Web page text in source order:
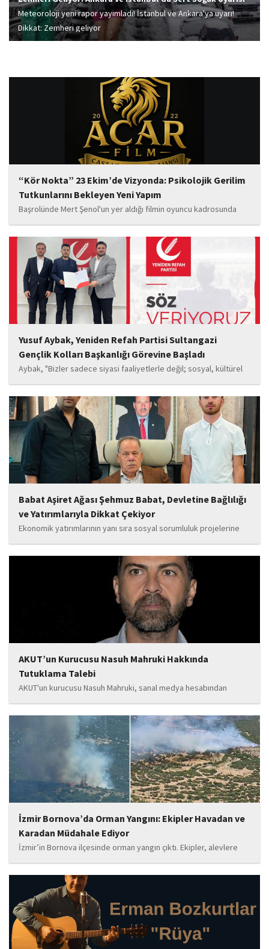
Meteoroloji yeni rapor yayımladı! İstanbul ve Ankara'ya uyarı!
Dikkat: Zemheri geliyor
“Kör Nokta” 23 Ekim’de Vizyonda: Psikolojik Gerilim
Tutkunlarını Bekleyen Yeni Yapım
Başrolünde Mert Şenol'un yer aldığı filmin oyuncu kadrosunda
Esma Kıyanç, Ayşe Aktaş, Berna Kıyanç, Gökay Alpaslan Şahin,
Sema Yaldıran, Sıla Altıntaş, İsmail Akkoç, Celal Acar ve çocuk
oyuncu Görkem Akyol...
Yusuf Aybak, Yeniden Refah Partisi Sultangazi
Gençlik Kolları Başkanlığı Görevine Başladı
Aybak, "Bizler sadece siyasi faaliyetlerle değil; sosyal, kültürel
ve manevi değerleri güçlendiren çalışmalarla da gençlerimizin
yanında olacağız. Sultangazi'de birlik ve beraberlik ruhunu daha
da güçlendirecek projeleri hayata geçirmek için ekip...
Babat Aşiret Ağası Şehmuz Babat, Devletine Bağlılığı
ve Yatırımlarıyla Dikkat Çekiyor
Ekonomik yatırımlarının yanı sıra sosyal sorumluluk projelerine
de önem veren Babat'ın, eğitim alanında bir lise ile iki okulun
yapımına katkı sunduğu, ayrıca Şırnak'ın çeşitli noktalarında
tamamlanan ve yapımı devam eden...
AKUT’un Kurucusu Nasuh Mahruki Hakkında
Tutuklama Talebi
AKUT'un kurucusu Nasuh Mahruki, sanal medya hesabından
yaptığı '15 Temmuz' paylaşımı nedeniyle 'Halkı kin ve düşmanlığa
tahrik veya aşağılama' suçundan gözaltına alındı. Mahruki,
tutuklama talebiyle Sulh Ceza Hakimliği'ne sevk edildi.
İzmir Bornova’da Orman Yangını: Ekipler Havadan ve
Karadan Müdahale Ediyor
İzmir’in Bornova ilçesinde orman yangın çıktı. Ekipler, alevlere
havadan ve karadan müdahale ediyor.